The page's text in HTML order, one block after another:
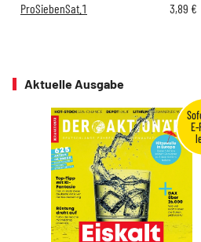
ProSiebenSat.1 3,89 €
Aktuelle Ausgabe